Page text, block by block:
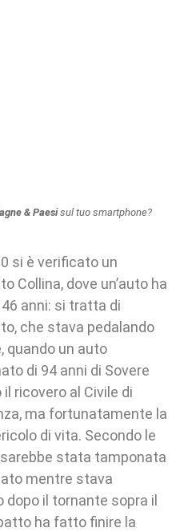
& Paesisul tuo smartphone?
si è verificato un
Collina, dove un’auto ha
anni: si tratta di
che stava pedalando
quando un auto
di 94 anni di Sovere
ricovero al Civile di
ma fortunatamente la
di vita. Secondo le
stata tamponata
mentre stava
il tornante sopra il
ha fatto finire la